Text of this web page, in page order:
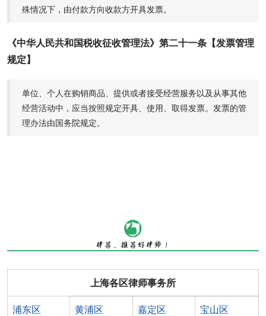
殊情况下，由付款方向收款方开具发票。
《中华人民共和国税收征收管理法》第二十一条【发票管理
规定】
单位、个人在购销商品、提供或者接受经营服务以及从事其他
经营活动中，应当按照规定开具、使用、取得发票。发票的管
理办法由国务院规定。
上海各区律师事务所
浦东区 黄浦区 嘉定区 宝山区